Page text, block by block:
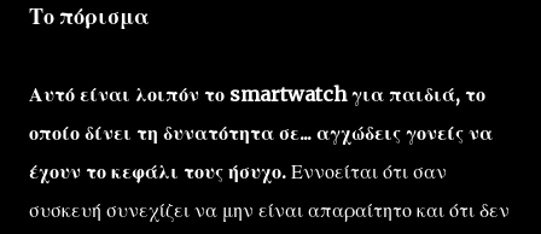
Το πόρισμα
Αυτό είναι λοιπόν το smartwatch για παιδιά, το
οποίο δίνει τη δυνατότητα σε... αγχώδεις γονείς να
έχουν το κεφάλι τους ήσυχο. Εννοείται ότι σαν
συσκευή συνεχίζει να μην είναι απαραίτητο και ότι δεν